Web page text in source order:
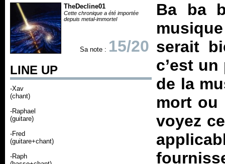
TheDecline01
Cette chronique a été importée
depuis metal-immortel
Sa note : 15/20
LINE UP
-Xav
(chant)
-Raphael
(guitare)
-Fred
(guitare+chant)
-Raph
Ba ba
serait
c’est
de la
mort ou
voyez